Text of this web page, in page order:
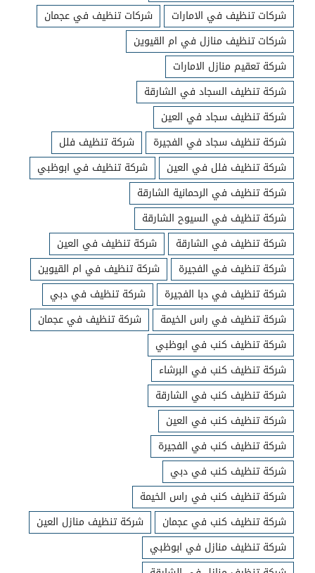
شركات تنظيف في الامارات
شركات تنظيف في عجمان
شركات تنظيف منازل في ام القيوين
شركة تعقيم منازل الامارات
شركة تنظيف السجاد في الشارقة
شركة تنظيف سجاد في العين
شركة تنظيف سجاد في الفجيرة
شركة تنظيف فلل
شركة تنظيف فلل في العين
شركة تنظيف في ابوظبي
شركة تنظيف في الرحمانية الشارقة
شركة تنظيف في السيوح الشارقة
شركة تنظيف في الشارقة
شركة تنظيف في العين
شركة تنظيف في الفجيرة
شركة تنظيف في ام القيوين
شركة تنظيف في دبا الفجيرة
شركة تنظيف في دبي
شركة تنظيف في راس الخيمة
شركة تنظيف في عجمان
شركة تنظيف كنب في ابوظبي
شركة تنظيف كنب في البرشاء
شركة تنظيف كنب في الشارقة
شركة تنظيف كنب في العين
شركة تنظيف كنب في الفجيرة
شركة تنظيف كنب في دبي
شركة تنظيف كنب في راس الخيمة
شركة تنظيف كنب في عجمان
شركة تنظيف منازل العين
شركة تنظيف منازل في ابوظبي